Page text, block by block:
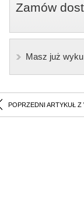
Zamów
Masz już
POPRZEDNI ARTYKUŁ Z